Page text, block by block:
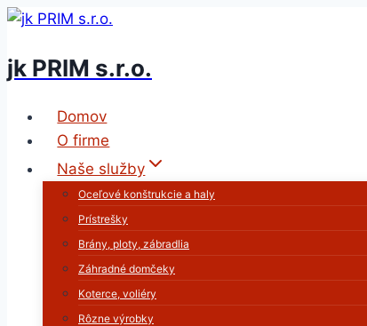
Skip
content
jk PRIM s.r.o.
Domov
O firme
Naše služby
Oceľové konštrukcie a haly
Prístrešky
Brány, ploty, zábradlia
Záhradné domčeky
Koterce, voliéry
Rôzne výrobky